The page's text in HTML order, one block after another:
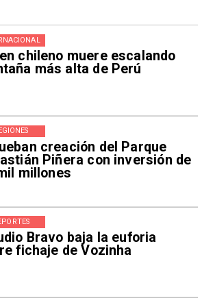
chileno muere escalando
más alta de Perú
creación del Parque
Piñera con inversión de
millones
Bravo baja la euforia
fichaje de Vozinha